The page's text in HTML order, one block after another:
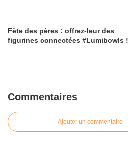
Fête des pères : offrez-leur des
figurines connectées #Lumibowls !
Commentaires
Ajouter un commentaire